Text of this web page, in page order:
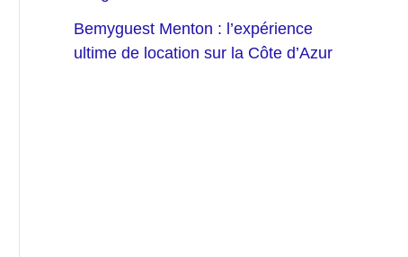
Bemyguest Menton : l’expérience
ultime de location sur la Côte d’Azur